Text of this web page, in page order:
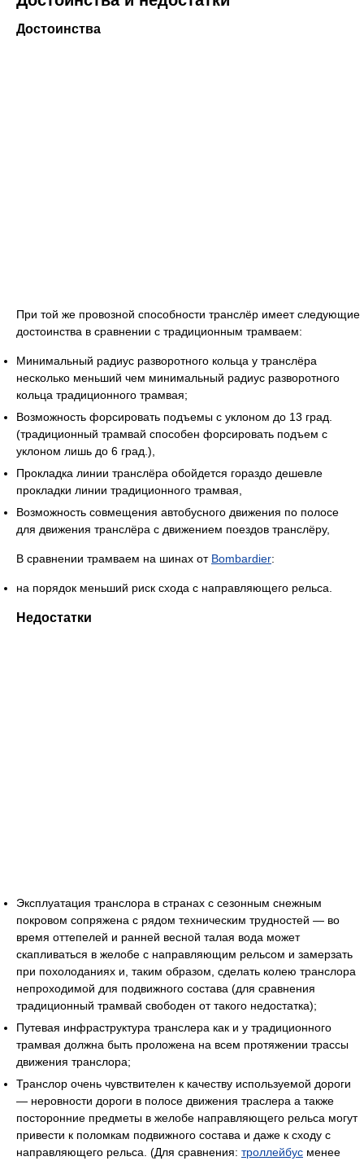
Достоинства
При той же провозной способности транслёр имеет следующие
достоинства в сравнении с традиционным трамваем:
Минимальный радиус разворотного кольца у транслёра
несколько меньший чем минимальный радиус разворотного
кольца традиционного трамвая;
Возможность форсировать подъемы с уклоном до 13 град.
(традиционный трамвай способен форсировать подъем с
уклоном лишь до 6 град.),
Прокладка линии транслёра обойдется гораздо дешевле
прокладки линии традиционного трамвая,
Возможность совмещения автобусного движения по полосе
для движения транслёра с движением поездов транслёру,
В сравнении трамваем на шинах от Bombardier:
на порядок меньший риск схода с направляющего рельса.
Недостатки
Эксплуатация транслора в странах с сезонным снежным
покровом сопряжена с рядом техническим трудностей — во
время оттепелей и ранней весной талая вода может
скапливаться в желобе с направляющим рельсом и замерзать
при похолоданиях и, таким образом, сделать колею транслора
непроходимой для подвижного состава (для сравнения
традиционный трамвай свободен от такого недостатка);
Путевая инфраструктура транслера как и у традиционного
трамвая должна быть проложена на всем протяжении трассы
движения транслора;
Транслор очень чувствителен к качеству используемой дороги
— неровности дороги в полосе движения траслера а также
посторонние предметы в желобе направляющего рельса могут
привести к поломкам подвижного состава и даже к сходу с
направляющего рельса. (Для сравнения: троллейбус менее